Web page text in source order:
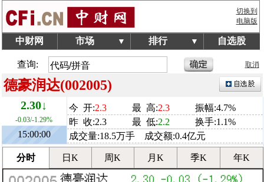
切换到
电脑版
中财网 市场 ▼ 排行 ▼ 自选股
查询: 取消
德豪润达(002005)
2.30↓
-0.03/-1.29%
15:00:00
今 开:2.3 最 高:2.3
振幅:4.7%
昨 收:2.3
最 低:2.2
换手:1.1%
成交量:18.5万手 成交额:0.4亿元
分时 日K 周K 月K 季K 年K